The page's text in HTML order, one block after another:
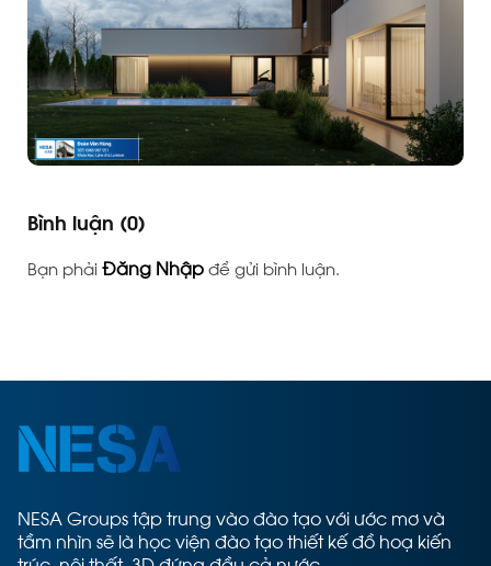
Bình luận (0)
Bạn phải Đăng Nhậpđể gửi bình luận.
NESA Groups tập trung vào đào tạo với ước mơ và
tầm nhìn sẽ là học viện đào tạo thiết kế đồ hoạ kiến